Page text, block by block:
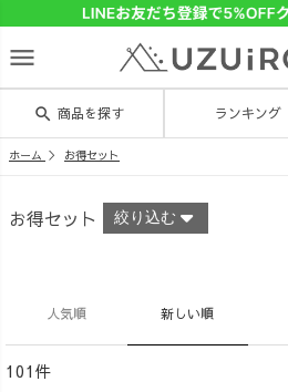
menu
search 商品を探す ランキング
ホーム お得セット
お得セット 絞り込む
人気順 新しい順
101件